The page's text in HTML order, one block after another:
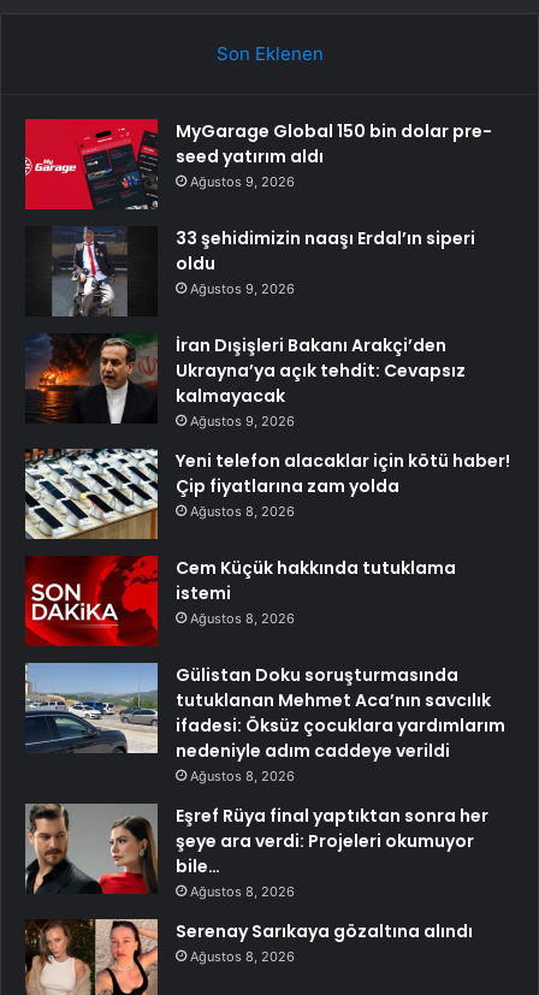
Son Eklenen
MyGarage Global 150 bin dolar pre-
seed yatırım aldı
Ağustos 9, 2026
33 şehidimizin naaşı Erdal’ın siperi
oldu
Ağustos 9, 2026
İran Dışişleri Bakanı Arakçi’den
Ukrayna’ya açık tehdit: Cevapsız
kalmayacak
Ağustos 9, 2026
Yeni telefon alacaklar için kötü haber!
Çip fiyatlarına zam yolda
Ağustos 8, 2026
Cem Küçük hakkında tutuklama
istemi
Ağustos 8, 2026
Gülistan Doku soruşturmasında
tutuklanan Mehmet Aca’nın savcılık
ifadesi: Öksüz çocuklara yardımlarım
nedeniyle adım caddeye verildi
Ağustos 8, 2026
Eşref Rüya final yaptıktan sonra her
şeye ara verdi: Projeleri okumuyor
bile…
Ağustos 8, 2026
Serenay Sarıkaya gözaltına alındı
Ağustos 8, 2026